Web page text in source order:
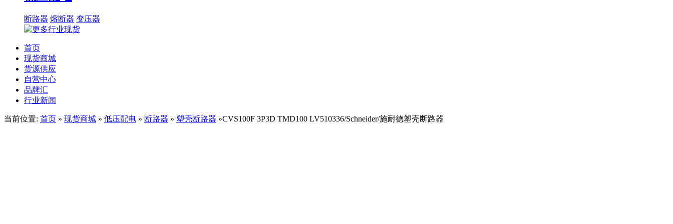
断路器 熔断器 变压器
首页
现货商城
货源供应
自营中心
品牌汇
行业新闻
当前位置: 首页 » 现货商城 » 低压配电 » 断路器 » 塑壳断路器 »CVS100F 3P3D TMD100 LV510336/Schneider/施耐德塑壳断路器